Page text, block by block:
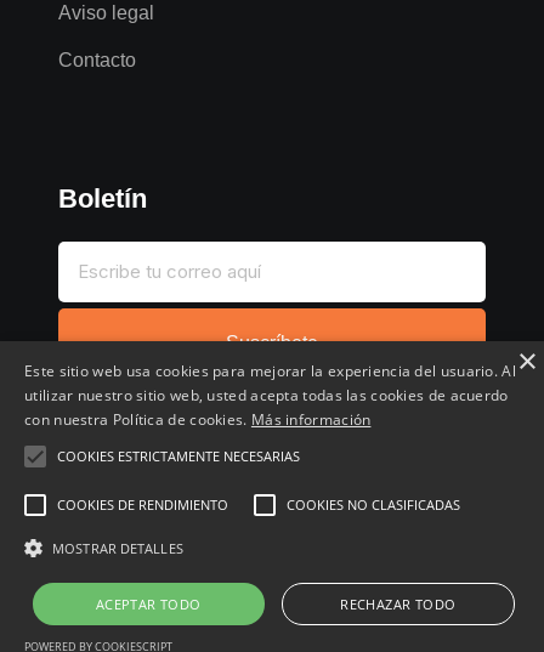
Aviso legal
Contacto
Boletín
Suscríbete
Inicio Compartir chollo Destacados
Cronológico
×
Este sitio web usa cookies para mejorar la experiencia del usuario. Al
utilizar nuestro sitio web, usted acepta todas las cookies de acuerdo
con nuestra Política de cookies. Más información
COOKIES ESTRICTAMENTE NECESARIAS
COOKIES DE RENDIMIENTO COOKIES NO CLASIFICADAS
MOSTRAR DETALLES
ACEPTAR TODO RECHAZAR TODO
POWERED BY COOKIESCRIPT